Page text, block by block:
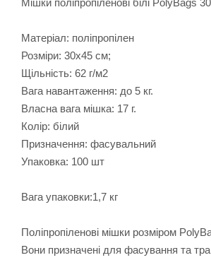
Мішки поліпропіленові білі PolyBags
Матеріал: поліпропілен
Розміри: 30х45 см;
Щільність: 62 г/м2
Вага навантаження: до 5 кг.
Власна вага мішка: 17 г.
Колір: білий
Призначення: фасувальний
Упаковка: 100 шт
Вага упаковки:1,7 кг
Поліпропіленові мішки розміром
Вони призначені для фасування та